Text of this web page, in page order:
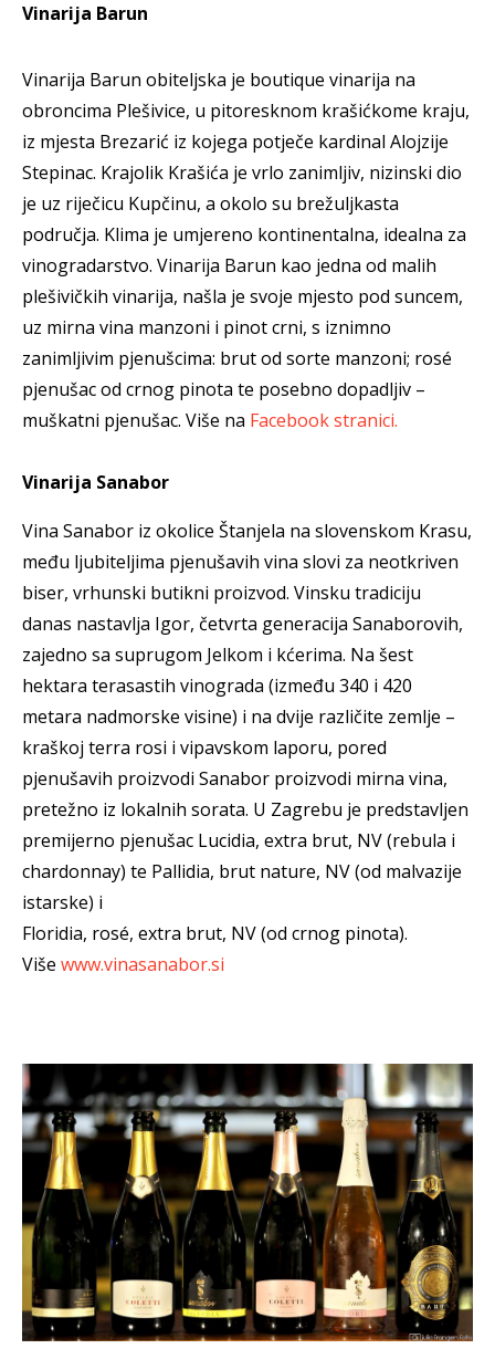
Vinarija Barun
Vinarija Barun obiteljska je boutique vinarija na
obroncima Plešivice, u pitoresknom krašićkome kraju,
iz mjesta Brezarić iz kojega potječe kardinal Alojzije
Stepinac. Krajolik Krašića je vrlo zanimljiv, nizinski dio
je uz riječicu Kupčinu, a okolo su brežuljkasta
područja. Klima je umjereno kontinentalna, idealna za
vinogradarstvo. Vinarija Barun kao jedna od malih
plešivičkih vinarija, našla je svoje mjesto pod suncem,
uz mirna vina manzoni i pinot crni, s iznimno
zanimljivim pjenušcima: brut od sorte manzoni; rosé
pjenušac od crnog pinota te posebno dopadljiv –
muškatni pjenušac. Više na Facebook stranici.
Vinarija Sanabor
Vina Sanabor iz okolice Štanjela na slovenskom Krasu,
među ljubiteljima pjenušavih vina slovi za neotkriven
biser, vrhunski butikni proizvod. Vinsku tradiciju
danas nastavlja Igor, četvrta generacija Sanaborovih,
zajedno sa suprugom Jelkom i kćerima. Na šest
hektara terasastih vinograda (između 340 i 420
metara nadmorske visine) i na dvije različite zemlje –
kraškoj terra rosi i vipavskom laporu, pored
pjenušavih proizvodi Sanabor proizvodi mirna vina,
pretežno iz lokalnih sorata. U Zagrebu je predstavljen
premijerno pjenušac Lucidia, extra brut, NV (rebula i
chardonnay) te Pallidia, brut nature, NV (od malvazije
istarske) i
Floridia, rosé, extra brut, NV (od crnog pinota).
Više www.vinasanabor.si